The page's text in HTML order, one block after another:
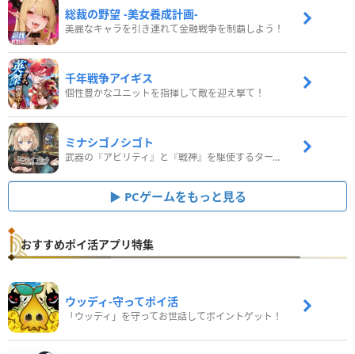
総裁の野望 -美女養成計画-
美麗なキャラを引き連れて金融戦争を制覇しよう！
千年戦争アイギス
個性豊かなユニットを指揮して敵を迎え撃て！
ミナシゴノシゴト
武器の『アビリティ』と『戦神』を駆使するターン制コマンドバトルRPG！
PCゲームをもっと見る
おすすめポイ活アプリ特集
ウッディ‐守ってポイ活
「ウッディ」を守ってお世話してポイントゲット！